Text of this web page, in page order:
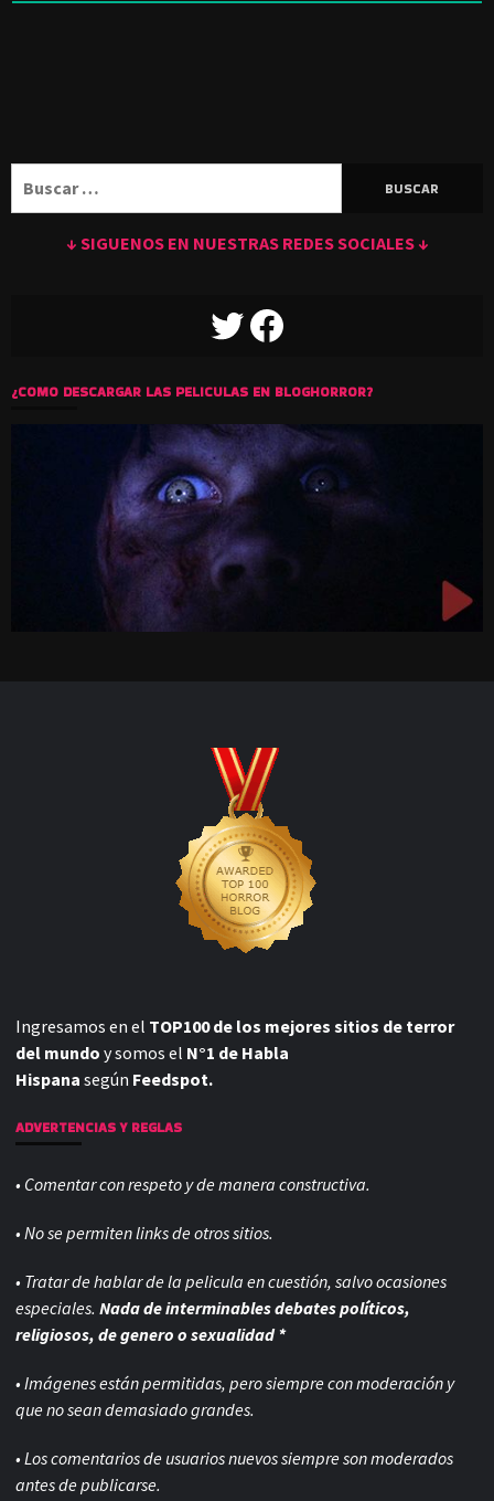
↓ SIGUENOS EN NUESTRAS REDES SOCIALES ↓
TWITTERFACEBOOK
¿COMO DESCARGAR LAS PELICULAS EN BLOGHORROR?
Ingresamos en el TOP100 de los mejores sitios de terror
del mundo y somos el N°1 de Habla
Hispana según Feedspot.
ADVERTENCIAS Y REGLAS
• Comentar con respeto y de manera constructiva.
• No se permiten links de otros sitios.
• Tratar de hablar de la pelicula en cuestión, salvo ocasiones
especiales. Nada de interminables debates políticos,
religiosos, de genero o sexualidad *
• Imágenes están permitidas, pero siempre conmoderación y
que no sean demasiado grandes.
• Los comentarios de usuarios nuevos siempre son moderados
antes de publicarse.